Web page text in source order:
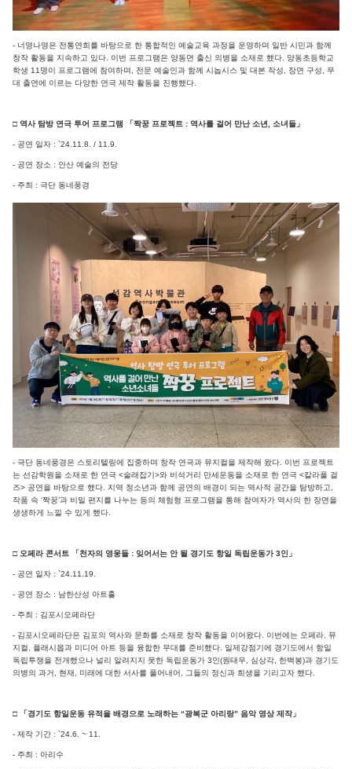
- 너영나영은 전통연희를 바탕으로 한 통합적인 예술교육 과정을 운영하며 일반 시민과 함께
창작 활동을 지속하고 있다. 이번 프로그램은 양동면 출신 의병을 소재로 했다. 양동초등학교
학생 11명이 프로그램에 참여하며, 전문 예술인과 함께 시놉시스 및 대본 작성, 장면 구성, 무
대 출연에 이르는 다양한 연극 제작 활동을 진행했다.
□ 역사 탐방 연극 투어 프로그램 「짝꿍 프로젝트 : 역사를 걸어 만난 소년, 소녀들」
- 공연 일자 : `24.11.8. / 11.9.
- 공연 장소 : 안산 예술의 전당
- 주최 : 극단 동네풍경
- 극단 동네풍경은 스토리텔링에 집중하며 창작 연극과 뮤지컬을 제작해 왔다. 이번 프로젝트
는 선감학원을 소재로 한 연극 <술래잡기>와 비석거리 만세운동을 소재로 한 연극 <칼라풀 걸
즈> 공연을 바탕으로 했다. 지역 청소년과 함께 공연의 배경이 되는 역사적 공간을 탐방하고,
작품 속 ‘짝꿍’과 비밀 편지를 나누는 등의 체험형 프로그램을 통해 참여자가 역사의 한 장면을
생생하게 느낄 수 있게 했다.
□ 오페라 콘서트 「천자의 영웅들 : 잊어서는 안 될 경기도 항일 독립운동가 3인」
- 공연 일자 : `24.11.19.
- 공연 장소 : 남한산성 아트홀
- 주최 : 김포시오페라단
- 김포시오페라단은 김포의 역사와 문화를 소재로 창작 활동을 이어왔다. 이번에는 오페라, 뮤
지컬, 플래시몹과 미디어 아트 등을 융합한 무대를 준비했다. 일제강점기에 경기도에서 항일
독립투쟁을 전개했으나 널리 알려지지 못한 독립운동가 3인(원태우, 심상각, 한백봉)과 경기도
의병의 과거, 현재, 미래에 대한 서사를 풀어내어, 그들의 정신과 희생을 기리고자 했다.
□ 「경기도 항일운동 유적을 배경으로 노래하는 “광복군 아리랑” 음악 영상 제작」
- 제작 기간 : `24.6. ~ 11.
- 주최 : 아리수